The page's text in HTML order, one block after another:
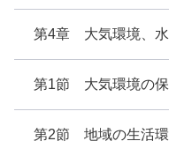
第4章 大気環境、水
第1節 大気環境の
第2節 地域の生活環